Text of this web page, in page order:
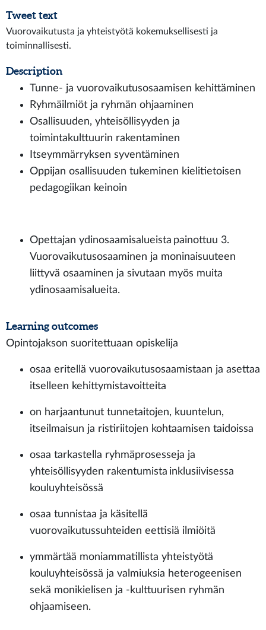
Tweet text
Vuorovaikutusta ja yhteistyötä kokemuksellisesti ja
toiminnallisesti.
Description
Tunne- ja vuorovaikutusosaamisen kehittäminen
Ryhmäilmiöt ja ryhmän ohjaaminen
Osallisuuden, yhteisöllisyyden ja
toimintakulttuurin rakentaminen
Itseymmärryksen syventäminen
Oppijan osallisuuden tukeminen kielitietoisen
pedagogiikan keinoin
Opettajan ydinosaamisalueista painottuu 3.
Vuorovaikutusosaaminen ja moninaisuuteen
liittyvä osaaminen ja sivutaan myös muita
ydinosaamisalueita.
Learning outcomes
Opintojakson suoritettuaan opiskelija
osaa eritellä vuorovaikutusosaamistaan ja asettaa
itselleen kehittymistavoitteita
on harjaantunut tunnetaitojen, kuuntelun,
itseilmaisun ja ristiriitojen kohtaamisen taidoissa
osaa tarkastella ryhmäprosesseja ja
yhteisöllisyyden rakentumista inklusiivisessa
kouluyhteisössä
osaa tunnistaa ja käsitellä
vuorovaikutussuhteiden eettisiä ilmiöitä
ymmärtää moniammatillista yhteistyötä
kouluyhteisössä ja valmiuksia heterogeenisen
sekä monikielisen ja -kulttuurisen ryhmän
ohjaamiseen.